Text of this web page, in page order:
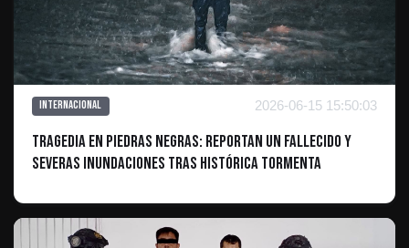
Internacional 2026-06-15 15:50:03
Tragedia en Piedras Negras: reportan un fallecido y
severas inundaciones tras histórica tormenta